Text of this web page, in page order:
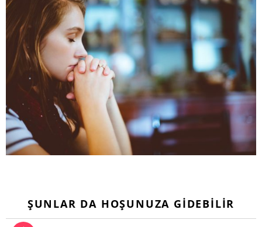
ŞUNLAR DA HOŞUNUZA GIDEBILIR